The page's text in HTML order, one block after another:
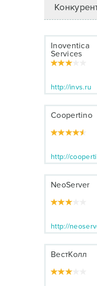
Inoventica
Services
http://invs.ru
Coopertino
http://
NeoServer
http://
ВестКолл